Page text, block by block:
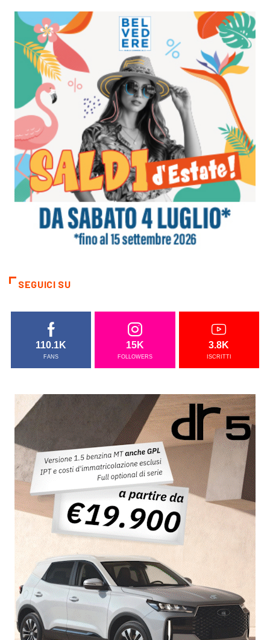
SEGUICI SU
110.1K
FANS
15K
FOLLOWERS
3.8K
ISCRITTI